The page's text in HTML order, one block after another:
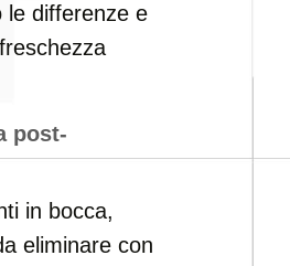
le differenze e
post-
in bocca,
eliminare con